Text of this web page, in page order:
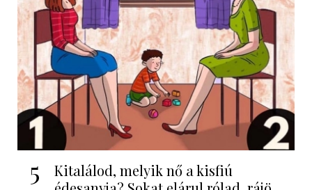
5
Kitalálod, melyik nő a kisfiú